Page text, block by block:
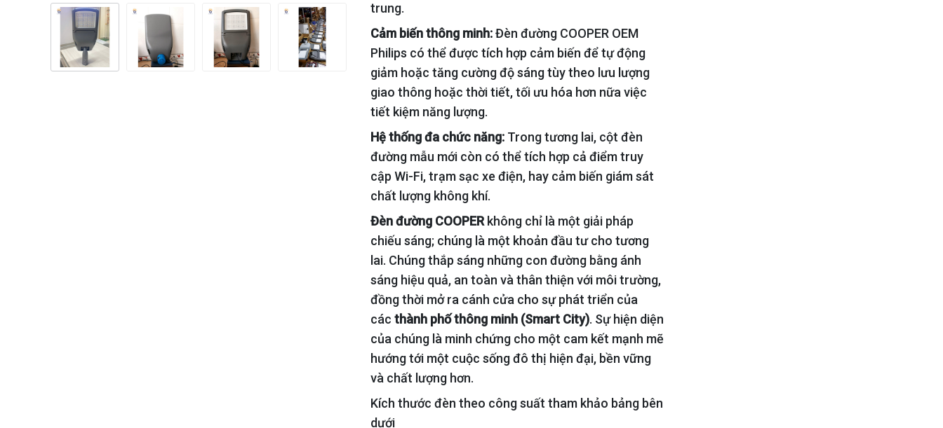
trung.
Cảm biến thông minh:Đèn đường COOPER OEM
Philips có thể được tích hợp cảm biến để tự động
giảm hoặc tăng cường độ sáng tùy theo lưu lượng
giao thông hoặc thời tiết, tối ưu hóa hơn nữa việc
tiết kiệm năng lượng.
Hệ thống đa chức năng:Trong tương lai, cột đèn
đường mẫu mới còn có thể tích hợp cả điểm truy
cập Wi-Fi, trạm sạc xe điện, hay cảm biến giám sát
chất lượng không khí.
Đèn đường COOPERkhông chỉ là một giải pháp
chiếu sáng; chúng là một khoản đầu tư cho tương
lai. Chúng thắp sáng những con đường bằng ánh
sáng hiệu quả, an toàn và thân thiện với môi trường,
đồng thời mở ra cánh cửa cho sự phát triển của
các thành phố thông minh (Smart City). Sự hiện diện
của chúng là minh chứng cho một cam kết mạnh mẽ
hướng tới một cuộc sống đô thị hiện đại, bền vững
và chất lượng hơn.
Kích thước đèn theo công suất tham khảo bảng bên
dưới